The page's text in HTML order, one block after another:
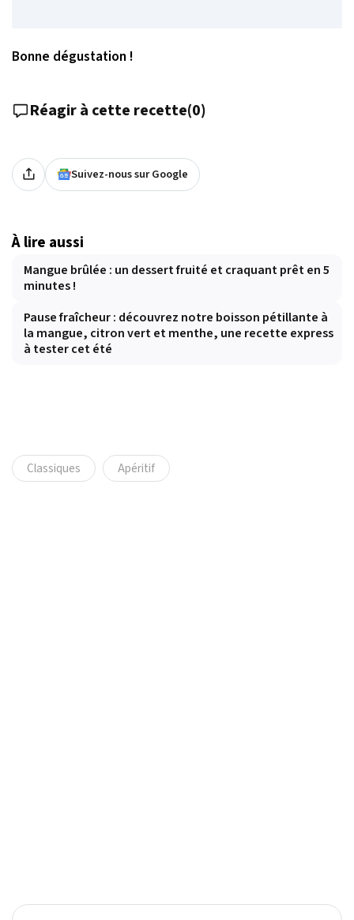
Bonne dégustation !
Réagir à cette recette(0)
Suivez-nous sur Google
À lire aussi
Mangue brûlée : un dessert fruité et craquant prêt en 5
minutes !
Pause fraîcheur : découvrez notre boisson pétillante à
la mangue, citron vert et menthe, une recette express
à tester cet été
Classiques Apéritif